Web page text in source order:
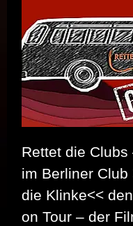
Rettet die
im Berliner
die Klinke<<
on Tour – der